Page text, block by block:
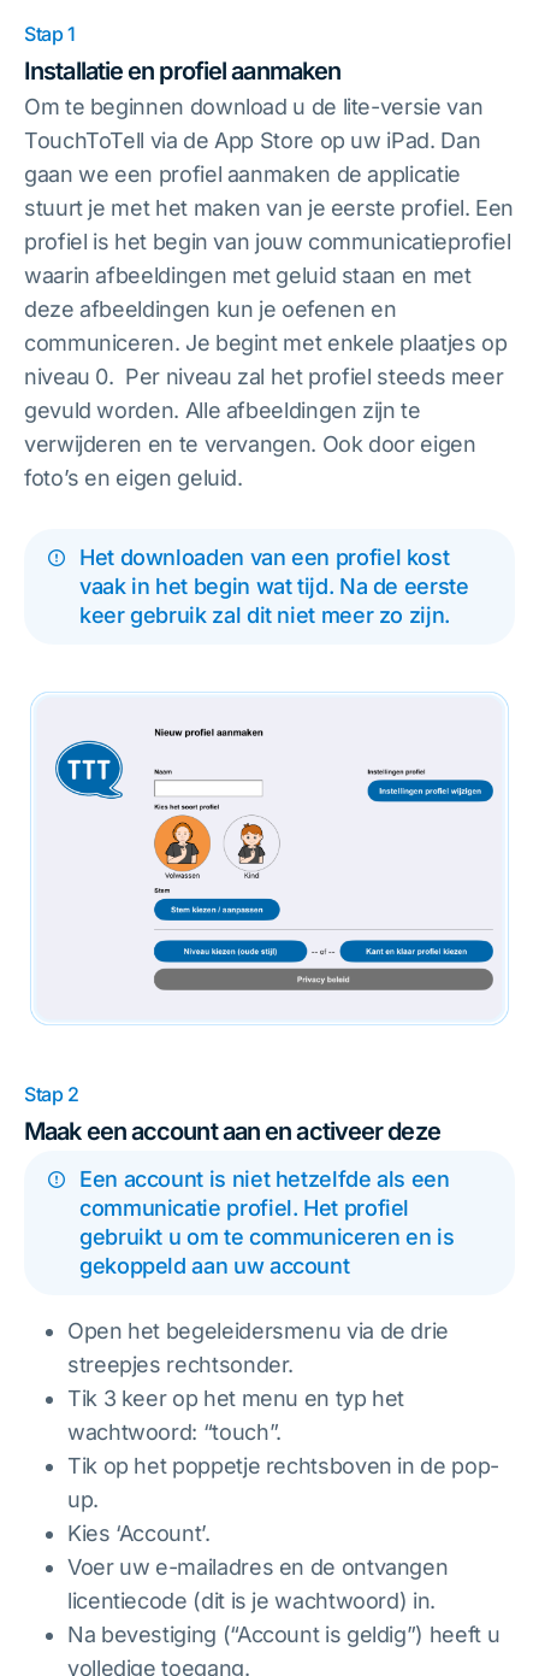
Stap 1
Installatie en profiel aanmaken
Om te beginnen download u de lite-versie van
TouchToTell via de App Store op uw iPad. Dan
gaan we een profiel aanmaken de applicatie
stuurt je met het maken van je eerste profiel. Een
profiel is het begin van jouw communicatieprofiel
waarin afbeeldingen met geluid staan en met
deze afbeeldingen kun je oefenen en
communiceren. Je begint met enkele plaatjes op
niveau 0. Per niveau zal het profiel steeds meer
gevuld worden. Alle afbeeldingen zijn te
verwijderen en te vervangen. Ook door eigen
foto’s en eigen geluid.
Het downloaden van een profiel kost
vaak in het begin wat tijd. Na de eerste
keer gebruik zal dit niet meer zo zijn.
Stap 2
Maak een account aan en activeer deze
Een account is niet hetzelfde als een
communicatie profiel. Het profiel
gebruikt u om te communiceren en is
gekoppeld aan uw account
Open het begeleidersmenu via de drie
streepjes rechtsonder.
Tik 3 keer op het menu en typ het
wachtwoord: “touch”.
Tik op het poppetje rechtsboven in de pop-
up.
Kies ‘Account’.
Voer uw e-mailadres en de ontvangen
licentiecode (dit is je wachtwoord) in.
Na bevestiging (“Account is geldig”) heeft u
volledige toegang.